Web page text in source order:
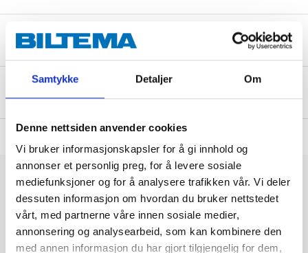
Samtykke Detaljer Om
Denne nettsiden anvender cookies
Vi bruker informasjonskapsler for å gi innhold og
annonser et personlig preg, for å levere sosiale
mediefunksjoner og for å analysere trafikken vår. Vi deler
dessuten informasjon om hvordan du bruker nettstedet
vårt, med partnerne våre innen sosiale medier,
annonsering og analysearbeid, som kan kombinere den
med annen informasjon du har gjort tilgjengelig for dem,
Sikkerhetsinformasjon og øvrige dokumenter